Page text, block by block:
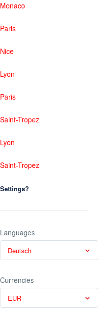
Monaco
Paris
Nice
Lyon
Paris
Saint-Tropez
Lyon
Saint-Tropez
Settings?
Languages
Deutsch
Currencies
EUR